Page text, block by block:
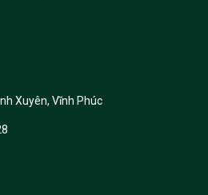
Xuyên, Vĩnh Phúc